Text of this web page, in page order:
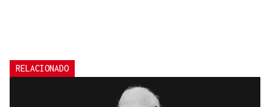
RELACIONADO